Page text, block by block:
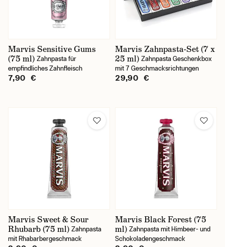
Marvis Sensitive Gums
(75 ml) Zahnpasta für
empfindliches Zahnfleisch
7,90 €
Marvis Zahnpasta-Set (7 x
25 ml) Zahnpasta Geschenkbox
mit 7 Geschmacksrichtungen
29,90 €
Marvis Sweet & Sour
Rhubarb (75 ml) Zahnpasta
mit Rhabarbergeschmack
Marvis Black Forest (75
ml) Zahnpasta mit Himbeer- und
Schokoladengeschmack